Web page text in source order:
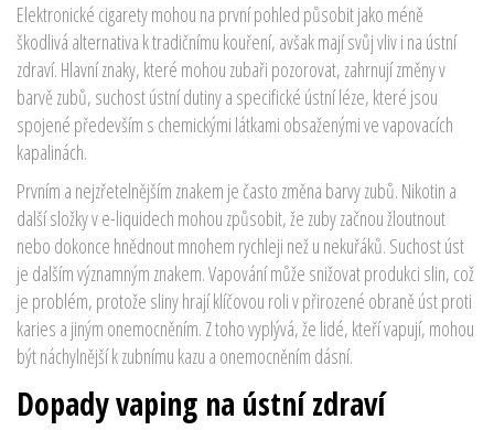
Elektronické cigarety mohou na první pohled působit jako méně
škodlivá alternativa k tradičnímu kouření, avšak mají svůj vliv i na ústní
zdraví. Hlavní znaky, které mohou zubaři pozorovat, zahrnují změny v
barvě zubů, suchost ústní dutiny a specifické ústní léze, které jsou
spojené především s chemickými látkami obsaženými ve vapovacích
kapalinách.
Prvním a nejzřetelnějším znakem je často změna barvy zubů. Nikotin a
další složky v e-liquidech mohou způsobit, že zuby začnou žloutnout
nebo dokonce hnědnout mnohem rychleji než u nekuřáků. Suchost úst
je dalším významným znakem. Vapování může snižovat produkci slin, což
je problém, protože sliny hrají klíčovou roli v přirozené obraně úst proti
karies a jiným onemocněním. Z toho vyplývá, že lidé, kteří vapují, mohou
být náchylnější k zubnímu kazu a onemocněním dásní.
Dopady vaping na ústní zdraví